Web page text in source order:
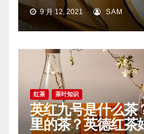
9 月 12, 2021 SAM
红茶 茶叶知识
英红九号是什么茶
里的茶？英德红茶